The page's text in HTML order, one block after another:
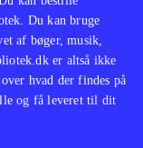
Du kan bruge
af bøger, musik,
er altså ikke
hvad der findes på
og få leveret til dit